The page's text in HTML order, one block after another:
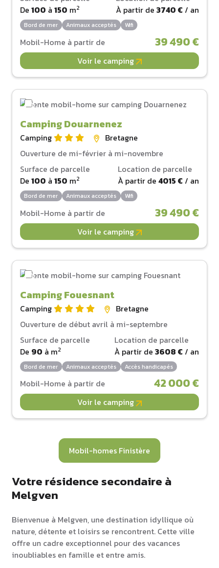
De 100 à 150 m2
À partir de 3740 € / an
Bord de mer Animaux acceptés Wifi
Mobil-Home à partir de 39 490 €
Voir le camping
Camping Douarnenez
Camping
Bretagne
Ouverture de mi-février à mi-novembre
Surface de parcelle
De 100 à 150 m2
Location de parcelle
À partir de 4015 € / an
Bord de mer Animaux acceptés Wifi
Mobil-Home à partir de 39 490 €
Voir le camping
Camping Fouesnant
Camping
Bretagne
Ouverture de début avril à mi-septembre
Surface de parcelle
De 90 à m2
Location de parcelle
À partir de 3608 € / an
Bord de mer Animaux acceptés Accès handicapés
Mobil-Home à partir de 42 000 €
Voir le camping
Mobil-homes Finistère
Votre résidence secondaire à
Melgven
Bienvenue à Melgven, une destination idyllique où
nature, détente et loisirs se rencontrent. Cette ville
offre un cadre exceptionnel pour des vacances
inoubliables en famille et entre amis.